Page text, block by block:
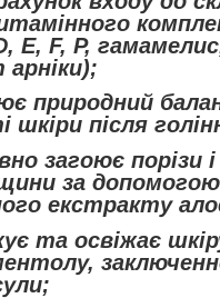
E, F, P,
природний
шкіри після
загоює порізи і
за допомогою
екстракту
та освіжає